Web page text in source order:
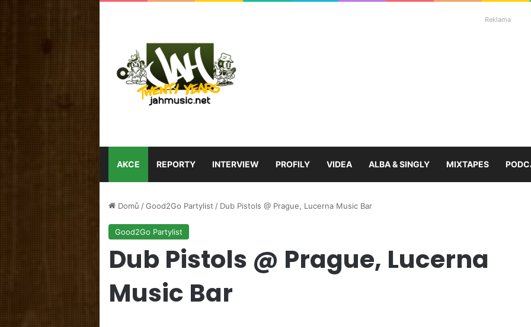
Reklama
AKCE REPORTY INTERVIEW PROFILY VIDEA ALBA & SINGLY MIXTAPES
Domů /Good2Go Partylist / Dub Pistols @ Prague, Lucerna Music Bar
Good2Go Partylist
Dub Pistols @ Prague, Lucerna
Music Bar